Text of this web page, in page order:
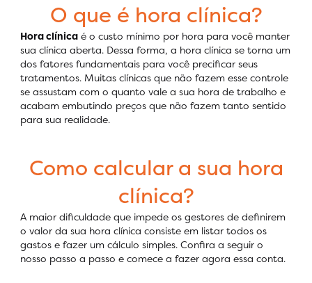
O que é hora clínica?
Hora clínica é o custo mínimo por hora para você manter
sua clínica aberta. Dessa forma, a hora clínica se torna um
dos fatores fundamentais para você precificar seus
tratamentos. Muitas clínicas que não fazem esse controle
se assustam com o quanto vale a sua hora de trabalho e
acabam embutindo preços que não fazem tanto sentido
para sua realidade.
Como calcular a sua hora
clínica?
A maior dificuldade que impede os gestores de definirem
o valor da sua hora clínica consiste em listar todos os
gastos e fazer um cálculo simples. Confira a seguir o
nosso passo a passo e comece a fazer agora essa conta.